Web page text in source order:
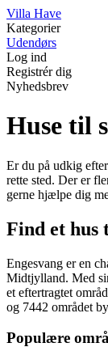
Villa Have
Kategorier
Udendørs
Log ind
Registrér dig
Nyhedsbrev
Huse til
Er du på udkig
rette sted. Der er
gerne hjælpe dig
Find et hus
Engesvang er en
Midtjylland. Med
et eftertragtet
og 7442 området
Populære